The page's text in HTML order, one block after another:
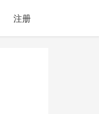
注册